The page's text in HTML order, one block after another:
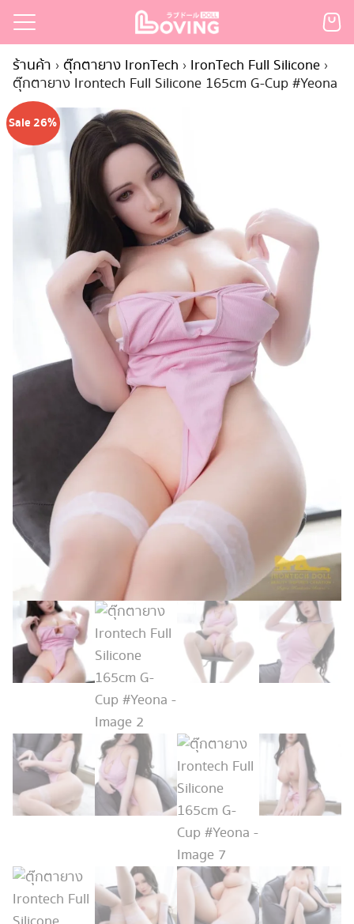
Skip
content
ก
for:
ร้านค้า › ตุ๊กตายาง IronTech › IronTech Full Silicone ›
ตุ๊กตายาง Irontech Full Silicone 165cm G-Cup #Yeona
Sale 26%